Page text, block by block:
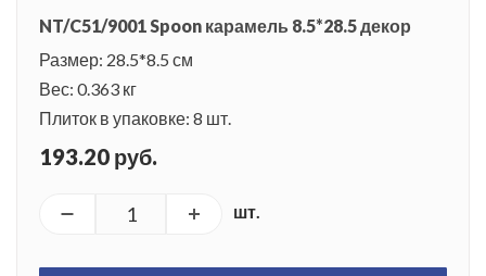
NT/C51/9001 Spoon карамель 8.5*28.5 декор
Размер: 28.5*8.5 см
Вес: 0.363 кг
Плиток в упаковке: 8 шт.
193.20 руб.
шт.